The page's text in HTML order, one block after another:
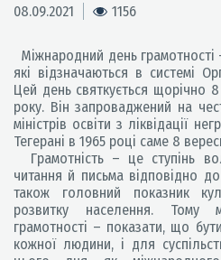
08.09.2021 1156
Міжнародний день грамотності
які відзначаються в системі
Цей день святкується щорічно
року. Він запроваджений на
міністрів освіти з ліквідації
Тегерані в 1965 році саме 8
Грамотність – це ступінь
читання й письма відповідно
також головний показник
розвитку населення. Тому
грамотності – показати, що
кожної людини, і для